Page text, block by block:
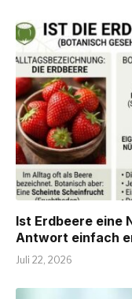
Ist Erdbeere eine
Antwort einfach
Juli 22, 2026